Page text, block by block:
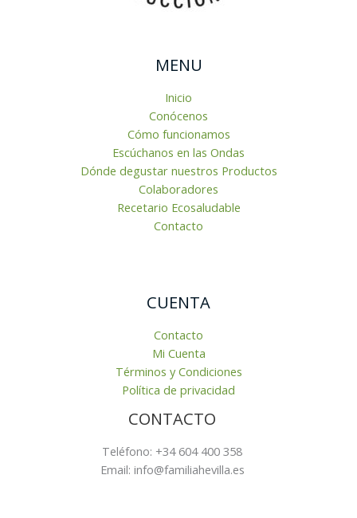
MENU
Inicio
Conócenos
Cómo funcionamos
Escúchanos en las Ondas
Dónde degustar nuestros Productos
Colaboradores
Recetario Ecosaludable
Contacto
CUENTA
Contacto
Mi Cuenta
Términos y Condiciones
Política de privacidad
CONTACTO
Teléfono: +34 604 400 358
Email: info@familiahevilla.es